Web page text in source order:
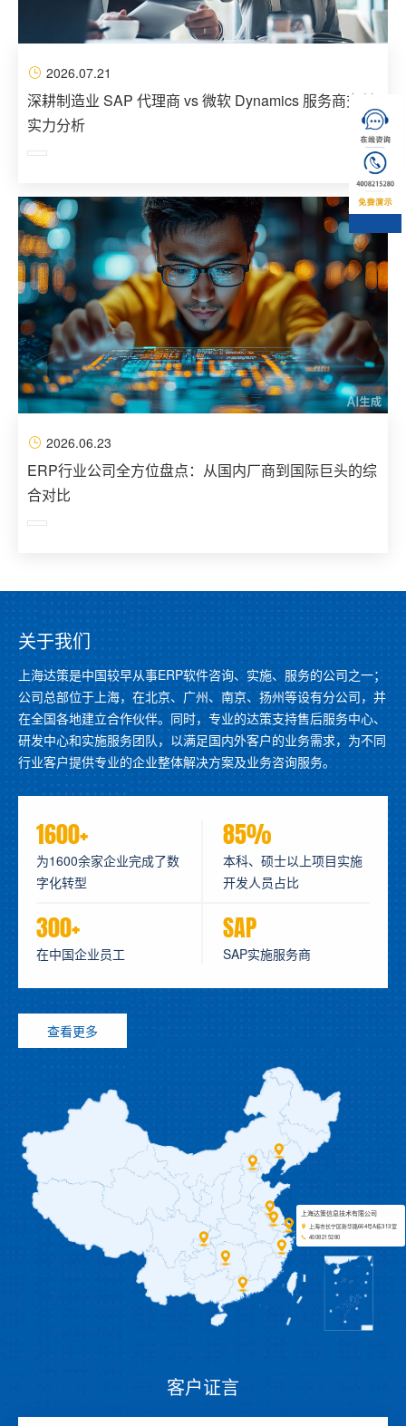
2026.07.21
深耕制造业 SAP 代理商 vs 微软 Dynamics 服务商交付
实力分析
2026.06.23
ERP行业公司全方位盘点：从国内厂商到国际巨头的综
合对比
关于我们
上海达策是中国较早从事ERP软件咨询、实施、服务的公司之一；
公司总部位于上海，在北京、广州、南京、扬州等设有分公司，并
在全国各地建立合作伙伴。同时，专业的达策支持售后服务中心、
研发中心和实施服务团队，以满足国内外客户的业务需求，为不同
行业客户提供专业的企业整体解决方案及业务咨询服务。
1600+
为1600余家企业完成了数
字化转型
85%
本科、硕士以上项目实施
开发人员占比
300+
在中国企业员工
SAP
SAP实施服务商
查看更多
上海达策信息技术有限公司
上海市长宁区新华路664号A栋313室
4008215280
客户证言